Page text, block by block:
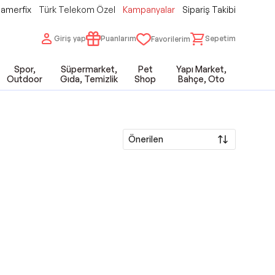
Türk Telekom Özel Kampanyalar Sipariş Takibi
Giriş yap Puanlarım Favorilerim Sepetim
Spor,
Outdoor
Süpermarket,
Gıda, Temizlik
Pet
Shop
Yapı Market,
Bahçe, Oto
Önerilen